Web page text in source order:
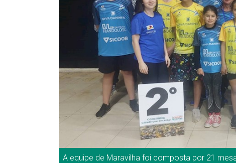
A equipe de Maravilha foi composta por 21